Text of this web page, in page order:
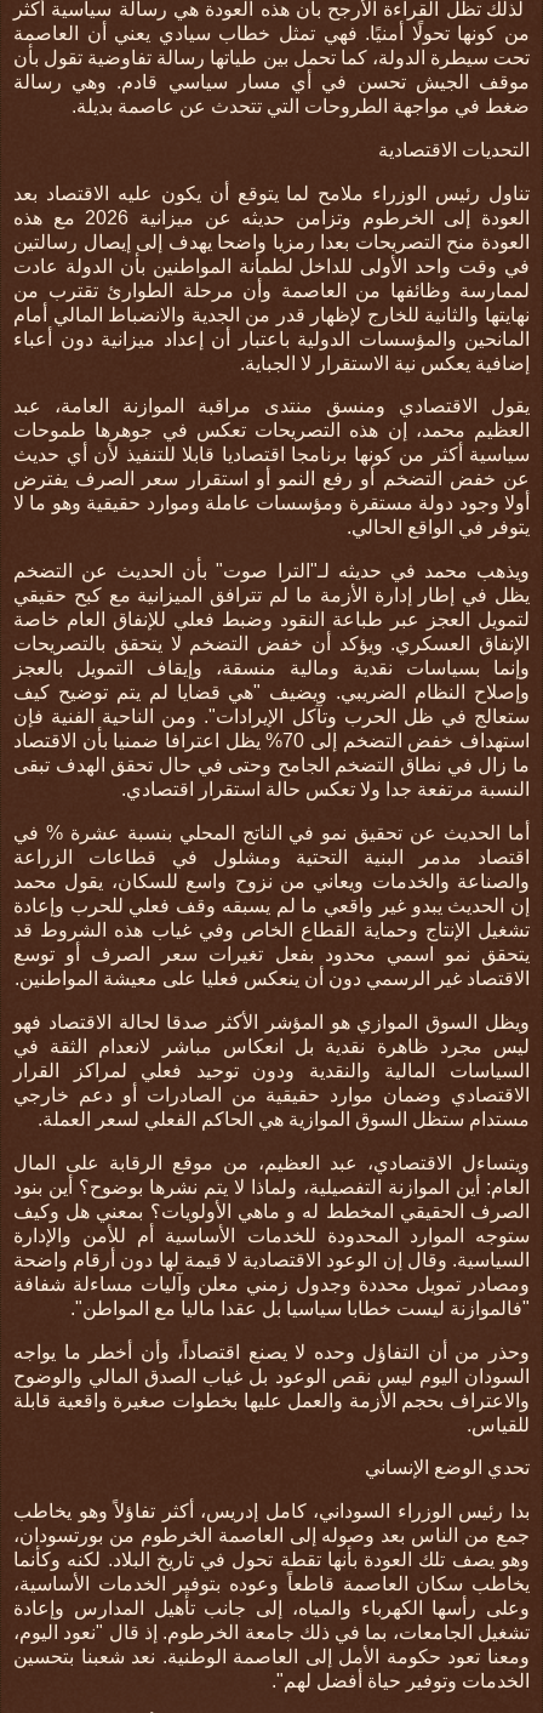
لذلك تظل القراءة الأرجح بان هذه العودة هي رسالة سياسية أكثر
من كونها تحولًا أمنيًا. فهي تمثل خطاب سيادي يعني أن العاصمة
تحت سيطرة الدولة، كما تحمل بين طياتها رسالة تفاوضية تقول بأن
موقف الجيش تحسن في أي مسار سياسي قادم. وهي رسالة
ضغط في مواجهة الطروحات التي تتحدث عن عاصمة بديلة.
التحديات الاقتصادية
تناول رئيس الوزراء ملامح لما يتوقع أن يكون عليه الاقتصاد بعد
العودة إلى الخرطوم وتزامن حديثه عن ميزانية 2026 مع هذه
العودة منح التصريحات بعدا رمزيا واضحا يهدف إلى إيصال رسالتين
في وقت واحد الأولى للداخل لطمأنة المواطنين بأن الدولة عادت
لممارسة وظائفها من العاصمة وأن مرحلة الطوارئ تقترب من
نهايتها والثانية للخارج لإظهار قدر من الجدية والانضباط المالي أمام
المانحين والمؤسسات الدولية باعتبار أن إعداد ميزانية دون أعباء
إضافية يعكس نية الاستقرار لا الجباية.
يقول الاقتصادي ومنسق منتدى مراقبة الموازنة العامة، عبد
العظيم محمد، إن هذه التصريحات تعكس في جوهرها طموحات
سياسية أكثر من كونها برنامجا اقتصاديا قابلا للتنفيذ لأن أي حديث
عن خفض التضخم أو رفع النمو أو استقرار سعر الصرف يفترض
أولا وجود دولة مستقرة ومؤسسات عاملة وموارد حقيقية وهو ما لا
يتوفر في الواقع الحالي.
ويذهب محمد في حديثه لـ"الترا صوت" بأن الحديث عن التضخم
يظل في إطار إدارة الأزمة ما لم تترافق الميزانية مع كبح حقيقي
لتمويل العجز عبر طباعة النقود وضبط فعلي للإنفاق العام خاصة
الإنفاق العسكري. ويؤكد أن خفض التضخم لا يتحقق بالتصريحات
وإنما بسياسات نقدية ومالية منسقة، وإيقاف التمويل بالعجز
وإصلاح النظام الضريبي. ويضيف "هي قضايا لم يتم توضيح كيف
ستعالج في ظل الحرب وتآكل الإيرادات". ومن الناحية الفنية فإن
استهداف خفض التضخم إلى 70% يظل اعترافا ضمنيا بأن الاقتصاد
ما زال في نطاق التضخم الجامح وحتى في حال تحقق الهدف تبقى
النسبة مرتفعة جدا ولا تعكس حالة استقرار اقتصادي.
أما الحديث عن تحقيق نمو في الناتج المحلي بنسبة عشرة % في
اقتصاد مدمر البنية التحتية ومشلول في قطاعات الزراعة
والصناعة والخدمات ويعاني من نزوح واسع للسكان، يقول محمد
إن الحديث يبدو غير واقعي ما لم يسبقه وقف فعلي للحرب وإعادة
تشغيل الإنتاج وحماية القطاع الخاص وفي غياب هذه الشروط قد
يتحقق نمو اسمي محدود بفعل تغيرات سعر الصرف أو توسع
الاقتصاد غير الرسمي دون أن ينعكس فعليا على معيشة المواطنين.
ويظل السوق الموازي هو المؤشر الأكثر صدقا لحالة الاقتصاد فهو
ليس مجرد ظاهرة نقدية بل انعكاس مباشر لانعدام الثقة في
السياسات المالية والنقدية ودون توحيد فعلي لمراكز القرار
الاقتصادي وضمان موارد حقيقية من الصادرات أو دعم خارجي
مستدام ستظل السوق الموازية هي الحاكم الفعلي لسعر العملة.
ويتساءل الاقتصادي، عبد العظيم، من موقع الرقابة على المال
العام: أين الموازنة التفصيلية، ولماذا لا يتم نشرها بوضوح؟ أين بنود
الصرف الحقيقي المخطط له و ماهي الأولويات؟ بمعني هل وكيف
ستوجه الموارد المحدودة للخدمات الأساسية أم للأمن والإدارة
السياسية. وقال إن الوعود الاقتصادية لا قيمة لها دون أرقام واضحة
ومصادر تمويل محددة وجدول زمني معلن وآليات مساءلة شفافة
"فالموازنة ليست خطابا سياسيا بل عقدا ماليا مع المواطن".
وحذر من أن التفاؤل وحده لا يصنع اقتصاداً، وأن أخطر ما يواجه
السودان اليوم ليس نقص الوعود بل غياب الصدق المالي والوضوح
والاعتراف بحجم الأزمة والعمل عليها بخطوات صغيرة واقعية قابلة
للقياس.
تحدي الوضع الإنساني
بدا رئيس الوزراء السوداني، كامل إدريس، أكثر تفاؤلاً وهو يخاطب
جمع من الناس بعد وصوله إلى العاصمة الخرطوم من بورتسودان،
وهو يصف تلك العودة بأنها تقطة تحول في تاريخ البلاد. لكنه وكأنما
يخاطب سكان العاصمة قاطعاً وعوده بتوفير الخدمات الأساسية،
وعلى رأسها الكهرباء والمياه، إلى جانب تأهيل المدارس وإعادة
تشغيل الجامعات، بما في ذلك جامعة الخرطوم. إذ قال "نعود اليوم،
ومعنا تعود حكومة الأمل إلى العاصمة الوطنية. نعد شعبنا بتحسين
الخدمات وتوفير حياة أفضل لهم"
.